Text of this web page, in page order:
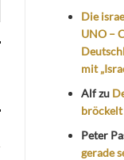
Die
UNO –
mit
Alfzu
bröckelt
Peter
gerade